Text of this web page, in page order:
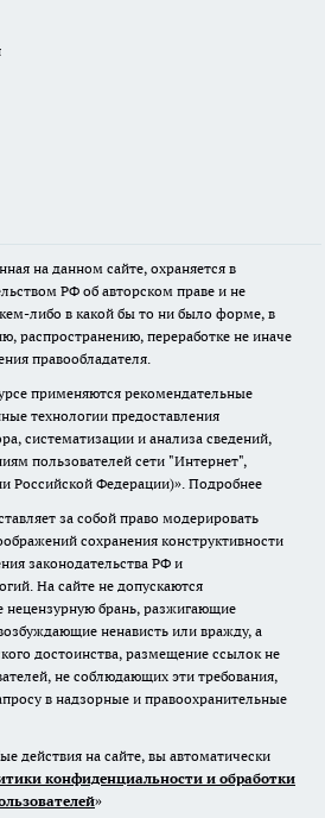
на данном сайте, охраняется в
РФ об авторском праве и не
либо в какой бы то ни было форме, в
распространению, переработке не иначе
правообладателя.
применяются рекомендательные
технологии предоставления
систематизации и анализа сведений,
пользователей сети "Интернет",
Российской Федерации)». Подробнее
за собой право модерировать
сохранения конструктивности
законодательства РФ и
На сайте не допускаются
брань, разжигающие
ненависть или вражду, а
достоинства, размещение ссылок не
не соблюдающих эти требования,
в надзорные и правоохранительные
действия на сайте, вы автоматически
конфиденциальности и обработки
»